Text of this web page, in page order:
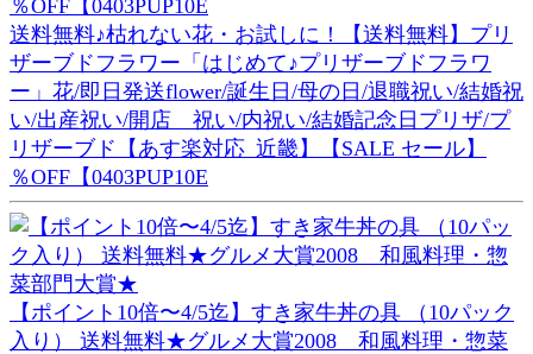
送料無料♪枯れない花・お試しに！【送料無料】プリ
ザーブドフラワー「はじめて♪プリザーブドフラワ
ー」花/即日発送flower/誕生日/母の日/退職祝い/結婚祝
い/出産祝い/開店 祝い/内祝い/結婚記念日プリザ/プ
リザーブド【あす楽対応_近畿】【SALE セール】
％OFF【0403PUP10E
【ポイント10倍〜4/5迄】すき家牛丼の具 （10パック
入り） 送料無料★グルメ大賞2008 和風料理・惣菜